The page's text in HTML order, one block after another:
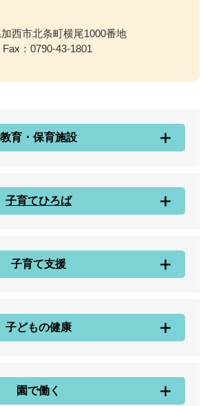
西市北条町横尾1000番地
Fax：0790-43-1801
教育・保育施設
子育てひろば
子育て支援
子どもの健康
園で働く